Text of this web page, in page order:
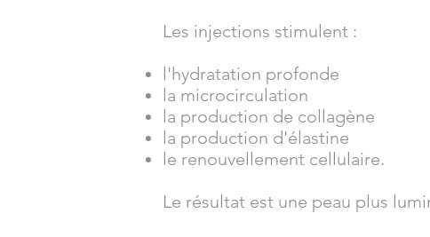
Les injections stimulent :
l'hydratation profonde
la microcirculation
la production de collagène
la production d'élastine
le renouvellement cellulaire.
Le résultat est une peau plus